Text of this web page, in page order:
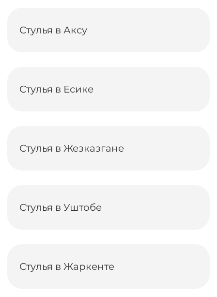
Стулья в Аксу
Стулья в Есике
Стулья в Жезказгане
Стулья в Уштобе
Стулья в Жаркенте